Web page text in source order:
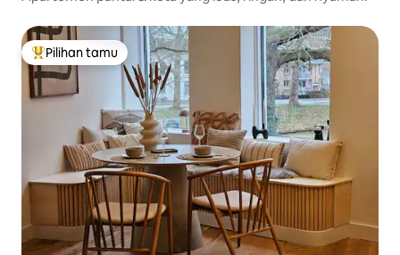
Pilihan tamu terpopuler
Pilihan tamu